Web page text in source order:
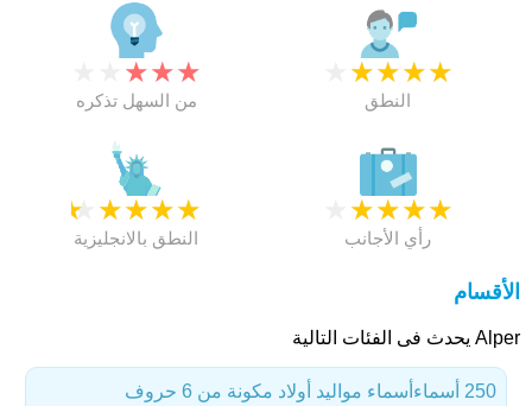
★
★
★
من السهل تذكره
★
★
★
★
النطق
★
★
★
★
★
النطق بالانجليزية
★
★
★
★
رأي الأجانب
الأقسام
Alper يحدث فى الفئات التالية
أسماء مواليد أولاد مكونة من 6 حروف 250 أسماء